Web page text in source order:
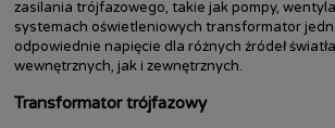
zasilania trójfazowego, takie jak pompy,
systemach oświetleniowych transformator
odpowiednie napięcie dla różnych źródeł
wewnętrznych, jak i zewnętrznych.
Transformator trójfazowy